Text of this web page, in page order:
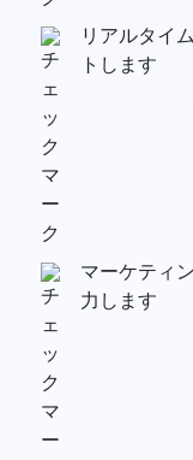
リアルタイ
トします
マーケティ
力します